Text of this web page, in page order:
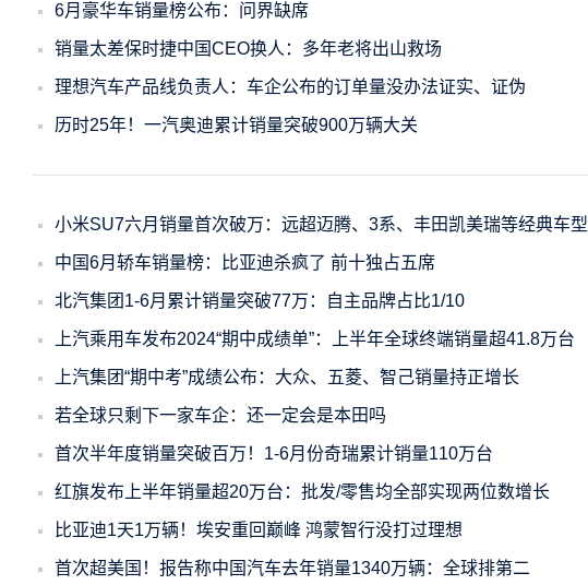
6月豪华车销量榜公布：问界缺席
销量太差保时捷中国CEO换人：多年老将出山救场
理想汽车产品线负责人：车企公布的订单量没办法证实、证伪
历时25年！一汽奥迪累计销量突破900万辆大关
小米SU7六月销量首次破万：远超迈腾、3系、丰田凯美瑞等经典车型
中国6月轿车销量榜：比亚迪杀疯了 前十独占五席
北汽集团1-6月累计销量突破77万：自主品牌占比1/10
上汽乘用车发布2024“期中成绩单”：上半年全球终端销量超41.8万台
上汽集团“期中考”成绩公布：大众、五菱、智己销量持正增长
若全球只剩下一家车企：还一定会是本田吗
首次半年度销量突破百万！1-6月份奇瑞累计销量110万台
红旗发布上半年销量超20万台：批发/零售均全部实现两位数增长
比亚迪1天1万辆！埃安重回巅峰 鸿蒙智行没打过理想
首次超美国！报告称中国汽车去年销量1340万辆：全球排第二